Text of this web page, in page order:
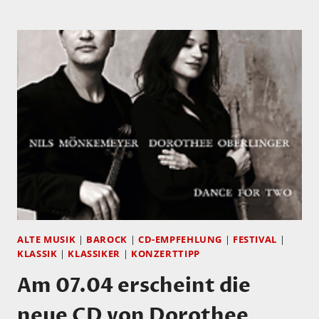
MÖNKEMEYER
UND
DOROTHEE
OBERLINGER:
„DANCE
TWO“
ALTE MUSIK | BAROCK | CD-EMPFEHLUNG | FESTIVAL |
KLASSIK | KLASSIKER | KONZERTTIPP
Am 07.04 erscheint die